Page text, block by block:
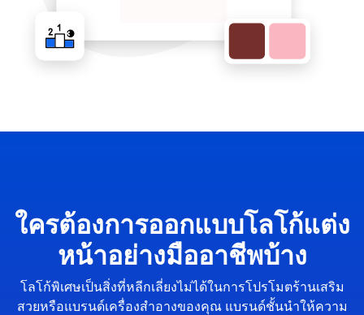
ใครต้องการออกแบบโลโก้แต่ง
หน้าอย่างมืออาชีพบ้าง
โลโก้พิเศษเป็นสิ่งที่หลีกเลี่ยงไม่ได้ในการโปรโมตร้านเสริม
สวยหรือแบรนด์เครื่องสำอางของคุณ แบรนด์ชั้นนำให้ความ